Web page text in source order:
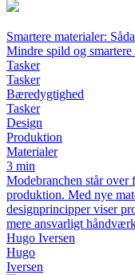
Smartere materialer:
Mindre spild og
Tasker
Tasker
Bæredygtighed
Tasker
Design
Produktion
Materialer
3 min
Modebranchen står
produktion. Med nye
designprincipper viser
mere ansvarligt
Hugo Iversen
Hugo
Iversen